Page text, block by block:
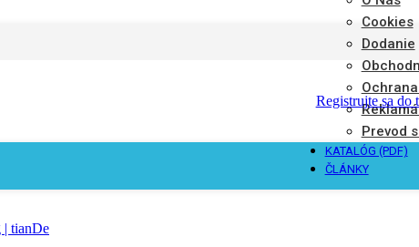
Cookies
Dodanie
Prevod
KATALÓG (PDF)
ČLÁNKY
Registrujte sa do